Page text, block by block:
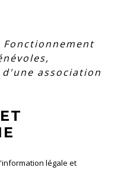
Fonctionnement
association
légale et